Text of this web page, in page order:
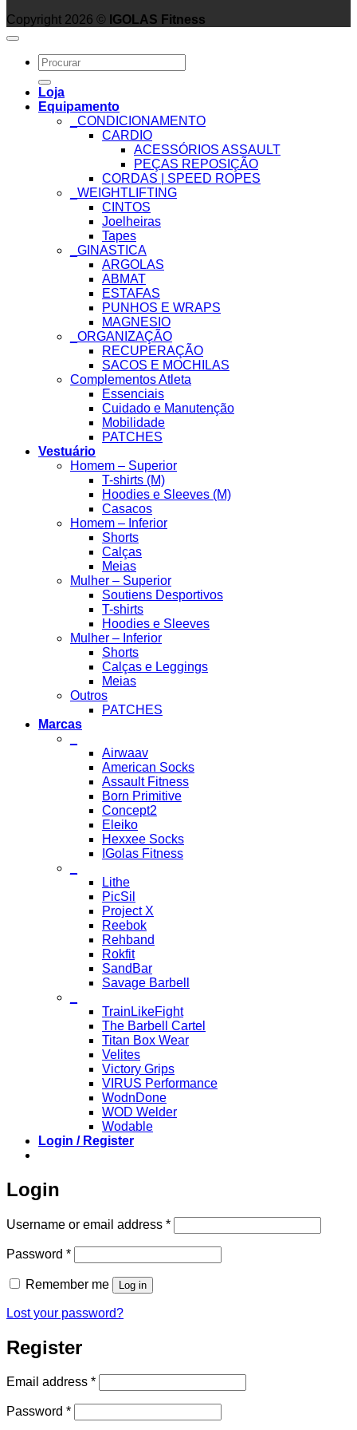
Copyright 2026 © IGOLAS Fitness
Search
for:
Loja
Equipamento
_CONDICIONAMENTO
CARDIO
ACESSÓRIOS ASSAULT
PEÇAS REPOSIÇÃO
CORDAS | SPEED ROPES
_WEIGHTLIFTING
CINTOS
Joelheiras
Tapes
_GINASTICA
ARGOLAS
ABMAT
ESTAFAS
PUNHOS E WRAPS
MAGNESIO
_ORGANIZAÇÃO
RECUPERAÇÃO
SACOS E MOCHILAS
Complementos Atleta
Essenciais
Cuidado e Manutenção
Mobilidade
PATCHES
Vestuário
Homem – Superior
T-shirts (M)
Hoodies e Sleeves (M)
Casacos
Homem – Inferior
Shorts
Calças
Meias
Mulher – Superior
Soutiens Desportivos
T-shirts
Hoodies e Sleeves
Mulher – Inferior
Shorts
Calças e Leggings
Meias
Outros
PATCHES
Marcas
Airwaav
American Socks
Assault Fitness
Born Primitive
Concept2
Eleiko
Hexxee Socks
IGolas Fitness
Lithe
PicSil
Project X
Reebok
Rehband
Rokfit
SandBar
Savage Barbell
TrainLikeFight
The Barbell Cartel
Titan Box Wear
Velites
Victory Grips
VIRUS Performance
WodnDone
WOD Welder
Wodable
Login / Register
Login
Username or email address *Required
Password *Required
Remember me Log in
Lost your password?
Register
Email address *Required
Password *Required